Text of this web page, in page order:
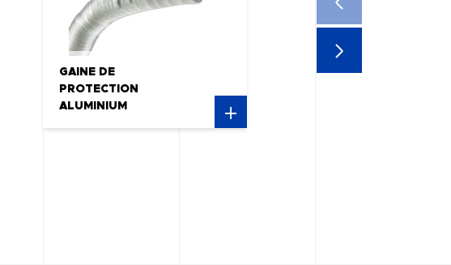
GAINE DE
PROTECTION
ALUMINIUM